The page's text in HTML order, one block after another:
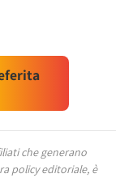
che generano
policy editoriale, è